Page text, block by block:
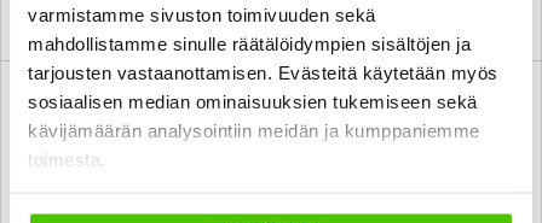
varmistamme sivuston toimivuuden sekä
mahdollistamme sinulle räätälöidympien sisältöjen ja
tarjousten vastaanottamisen. Evästeitä käytetään myös
sosiaalisen median ominaisuuksien tukemiseen sekä
kävijämäärän analysointiin meidän ja kumppaniemme
toimesta.
KATSO TIEDOT WHATSAPP
3 kk lyhennysvapaa